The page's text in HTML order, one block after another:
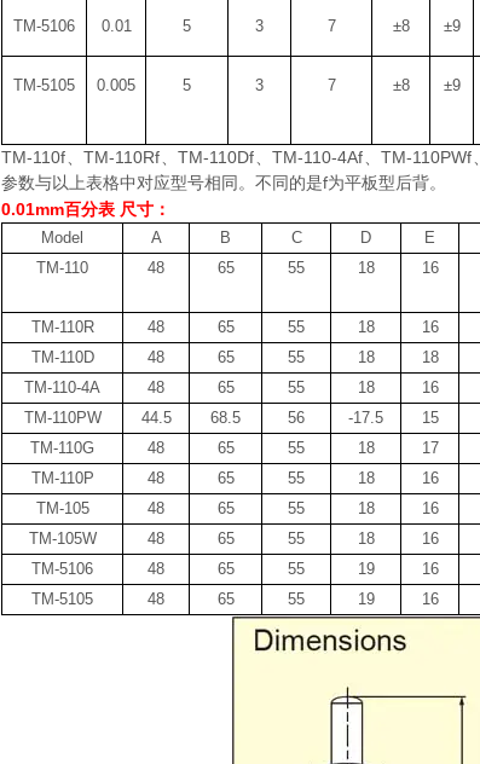
TM-5106 0.01 5 3 7 ±8 ±9
TM-5105 0.005 5 3 7 ±8 ±9
TM-110f 、TM-110Rf 、TM-110Df 、TM-110-4Af 、TM-110PWf
参数与以上表格中对应型号相同。 不同的是f为平板型后背。
0.01mm百分表 尺寸：
Model A B C D E
TM-110
48 65 55 18 16
TM-110R 48 65 55 18 16
TM-110D
48 65 55 18 18
TM-110-4A
48 65 55 18 16
TM-110PW
44.5 68.5 56 -17.5 15
TM-110G
48 65 55 18 17
TM-110P
48 65 55 18 16
TM-105
48 65 55 18 16
TM-105W
48 65 55 18 16
TM-5106
48 65 55 19 16
TM-5105
48 65 55 19 16